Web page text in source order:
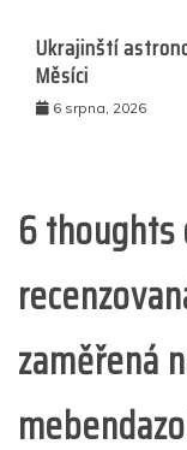
Ukrajinští
Měsíci
6 srpna, 2026
6 thoughts
zaměřená